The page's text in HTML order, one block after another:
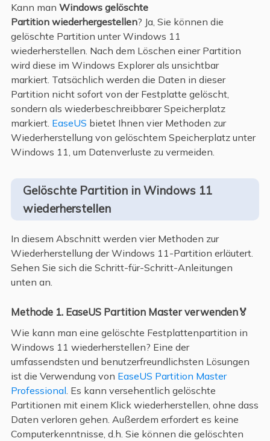
Kann man Windows gelöschte
Partition wiederhergestellen? Ja, Sie können die
gelöschte Partition unter Windows 11
wiederherstellen. Nach dem Löschen einer Partition
wird diese im Windows Explorer als unsichtbar
markiert. Tatsächlich werden die Daten in dieser
Partition nicht sofort von der Festplatte gelöscht,
sondern als wiederbeschreibbarer Speicherplatz
markiert. EaseUS bietet Ihnen vier Methoden zur
Wiederherstellung von gelöschtem Speicherplatz unter
Windows 11, um Datenverluste zu vermeiden.
Gelöschte Partition in Windows 11
wiederherstellen
In diesem Abschnitt werden vier Methoden zur
Wiederherstellung der Windows 11-Partition erläutert.
Sehen Sie sich die Schritt-für-Schritt-Anleitungen
unten an.
Methode 1. EaseUS Partition Master verwenden🏅
Wie kann man eine gelöschte Festplattenpartition in
Windows 11 wiederherstellen? Eine der
umfassendsten und benutzerfreundlichsten Lösungen
ist die Verwendung von EaseUS Partition Master
Professional. Es kann versehentlich gelöschte
Partitionen mit einem Klick wiederherstellen, ohne dass
Daten verloren gehen. Außerdem erfordert es keine
Computerkenntnisse, d.h. Sie können die gelöschten